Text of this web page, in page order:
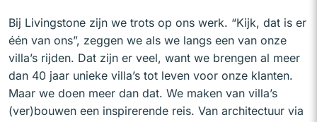
Bij Livingstone zijn we trots op ons werk. “Kijk, dat is er
één van ons”, zeggen we als we langs een van onze
villa’s rijden. Dat zijn er veel, want we brengen al meer
dan 40 jaar unieke villa’s tot leven voor onze klanten.
Maar we doen meer dan dat. We maken van villa’s
(ver)bouwen een inspirerende reis. Van architectuur via